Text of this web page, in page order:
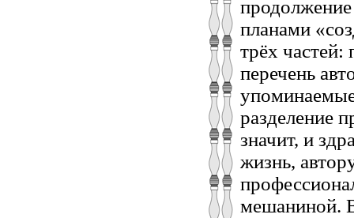
планами
трёх частей:
перечень
разделение
значит, и
жизнь,
мешаниной.